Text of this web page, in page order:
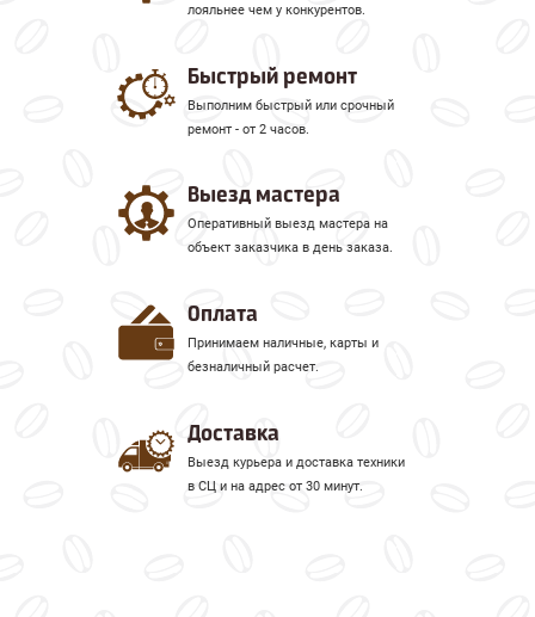
лояльнее чем у конкурентов.
Быстрый ремонт
Выполним быстрый или срочный
ремонт - от 2 часов.
Выезд мастера
Оперативный выезд мастера на
объект заказчика в день заказа.
Оплата
Принимаем наличные, карты и
безналичный расчет.
Доставка
Выезд курьера и доставка техники
в СЦ и на адрес от 30 минут.